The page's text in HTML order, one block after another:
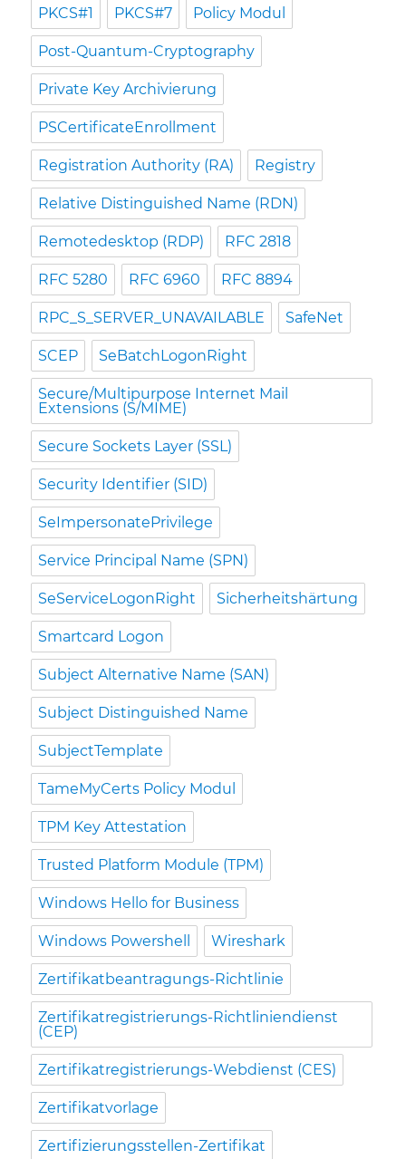
PKCS#1 PKCS#7 Policy Modul
Post-Quantum-Cryptography
Private Key Archivierung
PSCertificateEnrollment
Registration Authority (RA) Registry
Relative Distinguished Name (RDN)
Remotedesktop (RDP) RFC 2818
RFC 5280 RFC 6960 RFC 8894
RPC_S_SERVER_UNAVAILABLE SafeNet
SCEP SeBatchLogonRight
Secure/Multipurpose Internet Mail
Extensions (S/MIME)
Secure Sockets Layer (SSL)
Security Identifier (SID)
SeImpersonatePrivilege
Service Principal Name (SPN)
SeServiceLogonRight Sicherheitshärtung
Smartcard Logon
Subject Alternative Name (SAN)
Subject Distinguished Name
SubjectTemplate
TameMyCerts Policy Modul
TPM Key Attestation
Trusted Platform Module (TPM)
Windows Hello for Business
Windows Powershell Wireshark
Zertifikatbeantragungs-Richtlinie
Zertifikatregistrierungs-Richtliniendienst
(CEP)
Zertifikatregistrierungs-Webdienst (CES)
Zertifikatvorlage
Zertifizierungsstellen-Zertifikat